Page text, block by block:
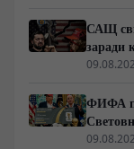
САЩ
заради
на
ФИФА
градове